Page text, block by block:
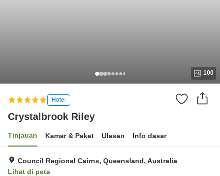
100
Hotel
Crystalbrook Riley
Tinjauan Kamar & Paket Ulasan Info dasar
Council Regional Cairns, Queensland, Australia
Lihat di peta